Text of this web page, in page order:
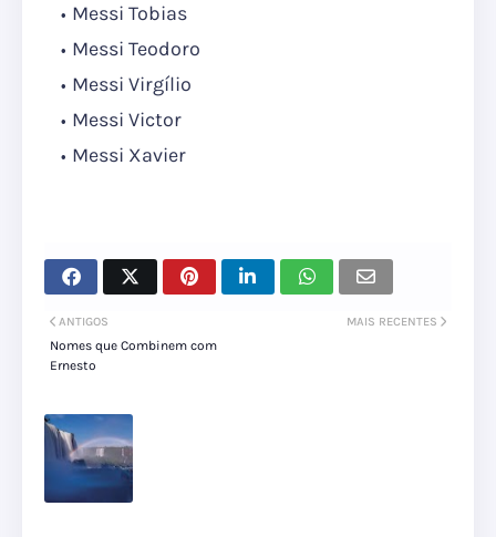
Messi Tobias
Messi Teodoro
Messi Virgílio
Messi Victor
Messi Xavier
MAIS RECENTES
ANTIGOS
Nomes que Combinem com
Ernesto